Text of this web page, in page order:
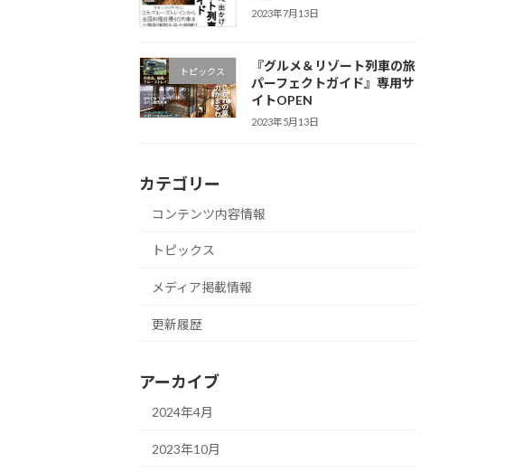
2023年7月13日
トピックス
『グルメ＆リゾート列車の旅
パーフェクトガイド』専用サ
イトOPEN
2023年5月13日
カテゴリー
コンテンツ内容情報
トピックス
メディア掲載情報
更新履歴
アーカイブ
2024年4月
2023年10月